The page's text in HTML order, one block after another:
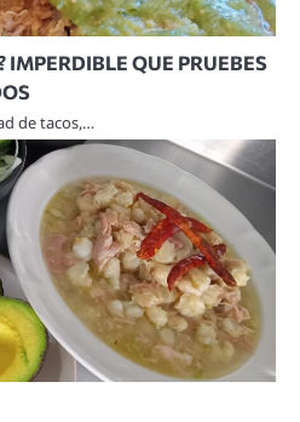
IMPERDIBLE QUE PRUEBES
de tacos,…